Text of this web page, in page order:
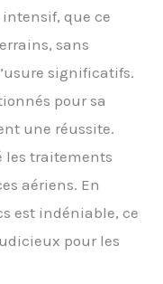
que ce
sans
significatifs.
pour sa
une réussite.
les traitements
aériens. En
est indéniable, ce
pour les